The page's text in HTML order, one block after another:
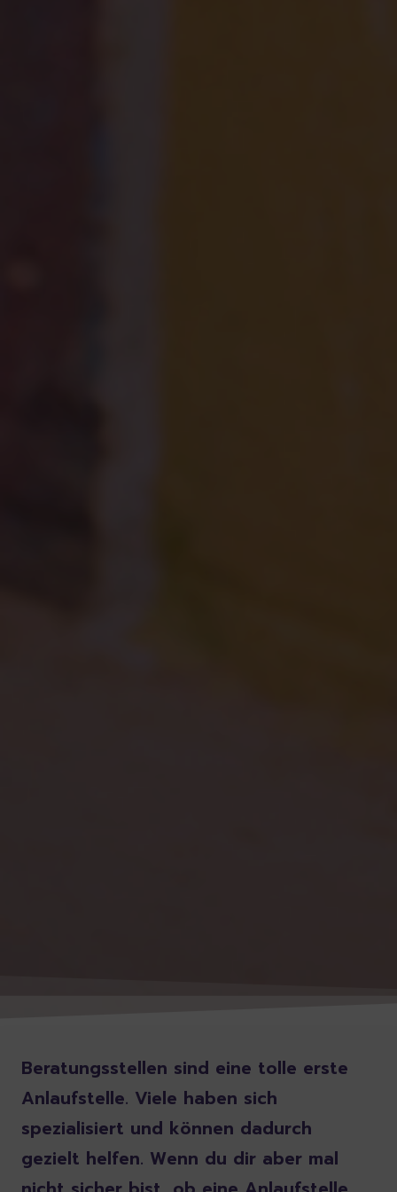
Beratungsstellen sind eine tolle erste
Anlaufstelle. Viele haben sich
spezialisiert und können dadurch
gezielt helfen. Wenn du dir aber mal